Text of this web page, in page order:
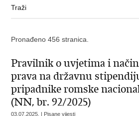
Pronađeno 456 stranica.
Pravilnik o uvjetima i
prava na državnu
pripadnike romske
(NN, br. 92/2025)
03.07.2025. | Pisane vijesti